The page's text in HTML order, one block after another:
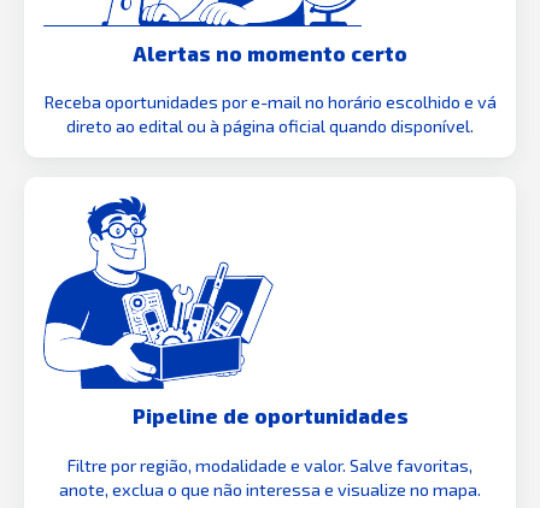
Alertas no momento certo
Receba oportunidades por e-mail no horário escolhido e vá
direto ao edital ou à página oficial quando disponível.
Pipeline de oportunidades
Filtre por região, modalidade e valor. Salve favoritas,
anote, exclua o que não interessa e visualize no mapa.